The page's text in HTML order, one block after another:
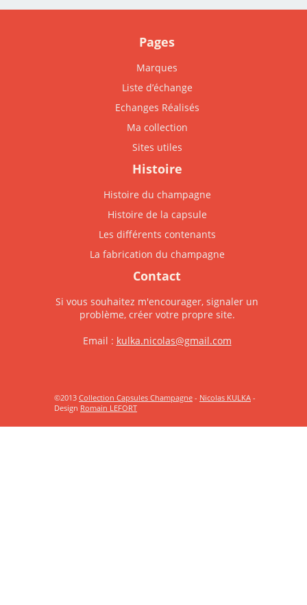
Pages
Marques
Liste d’échange
Echanges Réalisés
Ma collection
Sites utiles
Histoire
Histoire du champagne
Histoire de la capsule
Les différents contenants
La fabrication du champagne
Contact
Si vous souhaitez m'encourager, signaler un
problème, créer votre propre site.
Email : kulka.nicolas@gmail.com
©2013 Collection Capsules Champagne - Nicolas KULKA -
Design Romain LEFORT